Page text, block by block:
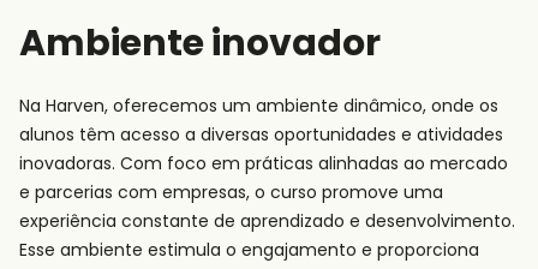
Ambiente inovador
Na Harven, oferecemos um ambiente dinâmico, onde os
alunos têm acesso a diversas oportunidades e atividades
inovadoras. Com foco em práticas alinhadas ao mercado
e parcerias com empresas, o curso promove uma
experiência constante de aprendizado e desenvolvimento.
Esse ambiente estimula o engajamento e proporciona